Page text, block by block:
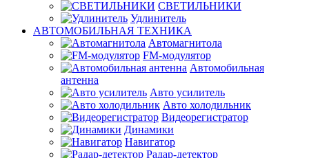
СВЕТИЛЬНИКИ
Удлинитель
АВТОМОБИЛЬНАЯ ТЕХНИКА
Автомагнитола
FM-модулятор
Автомобильная
антенна
Авто усилитель
Авто холодильник
Видеорегистратор
Динамики
Навигатор
Радар-детектор